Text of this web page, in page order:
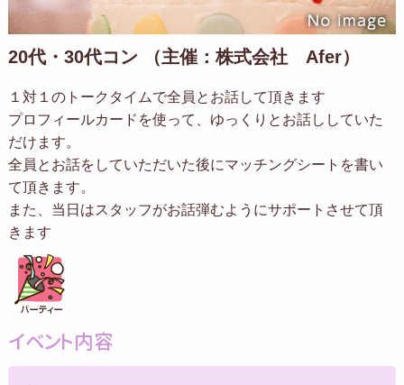
20代・30代コン （主催：株式会社 Afer）
１対１のトークタイムで全員とお話して頂きます
プロフィールカードを使って、ゆっくりとお話ししていた
だけます。
全員とお話をしていただいた後にマッチングシートを書い
て頂きます。
また、当日はスタッフがお話弾むようにサポートさせて頂
きます
イベント内容